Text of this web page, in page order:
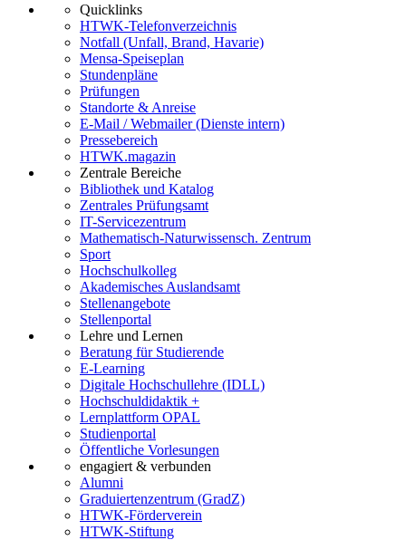
Quicklinks
HTWK-Telefonverzeichnis
Notfall (Unfall, Brand, Havarie)
Mensa-Speiseplan
Stundenpläne
Prüfungen
Standorte & Anreise
E-Mail / Webmailer (Dienste intern)
Pressebereich
HTWK.magazin
Zentrale Bereiche
Bibliothek und Katalog
Zentrales Prüfungsamt
IT-Servicezentrum
Mathematisch-Naturwissensch. Zentrum
Sport
Hochschulkolleg
Akademisches Auslandsamt
Stellenangebote
Stellenportal
Lehre und Lernen
Beratung für Studierende
E-Learning
Digitale Hochschullehre (IDLL)
Hochschuldidaktik +
Lernplattform OPAL
Studienportal
Öffentliche Vorlesungen
engagiert & verbunden
Alumni
Graduiertenzentrum (GradZ)
HTWK-Förderverein
HTWK-Stiftung